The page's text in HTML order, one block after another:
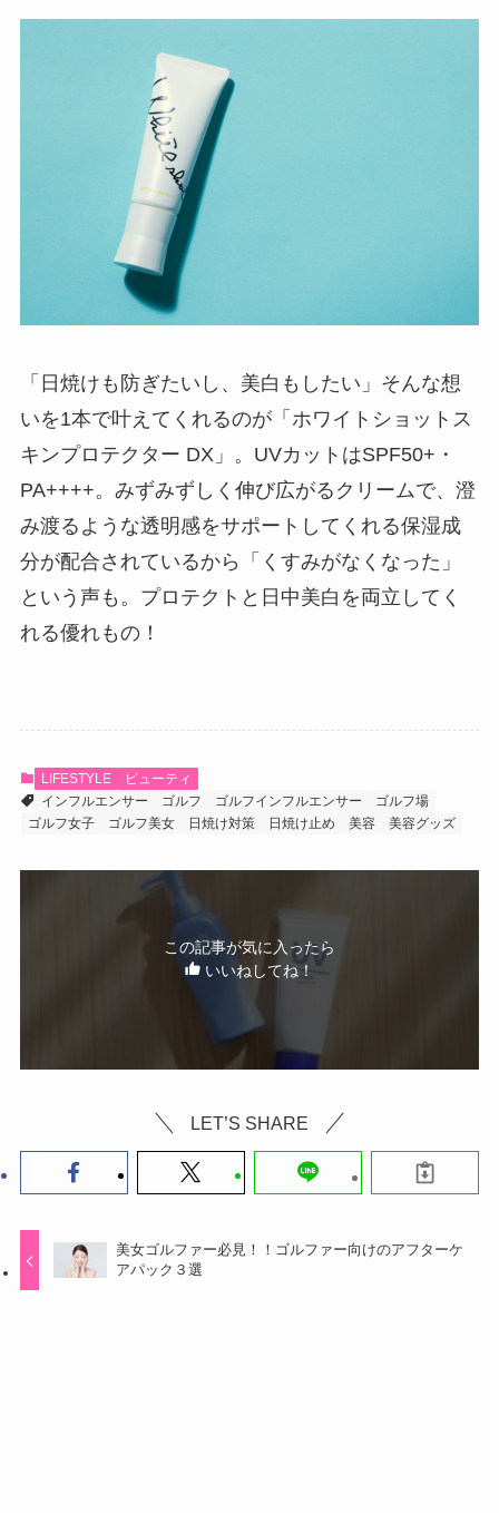
「日焼けも防ぎたいし、美白もしたい」そんな想
いを1本で叶えてくれるのが「ホワイトショットス
キンプロテクター DX」。UVカットはSPF50+・
PA++++。みずみずしく伸び広がるクリームで、澄
み渡るような透明感をサポートしてくれる保湿成
分が配合されているから「くすみがなくなった」
という声も。プロテクトと日中美白を両立してく
れる優れもの！
LIFESTYLE
ビューティ
インフルエンサー
ゴルフ ゴルフインフルエンサー
ゴルフ場
ゴルフ女子
ゴルフ美女 日焼け対策 日焼け止め 美容 美容グッズ
この記事が気に入ったら
いいねしてね！
LET’S SHARE
美女ゴルファー必見！！ゴルファー向けのアフターケ
アパック３選